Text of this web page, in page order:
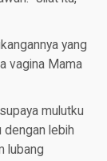
yang
vagina Mama
mulutku
dengan lebih
lubang